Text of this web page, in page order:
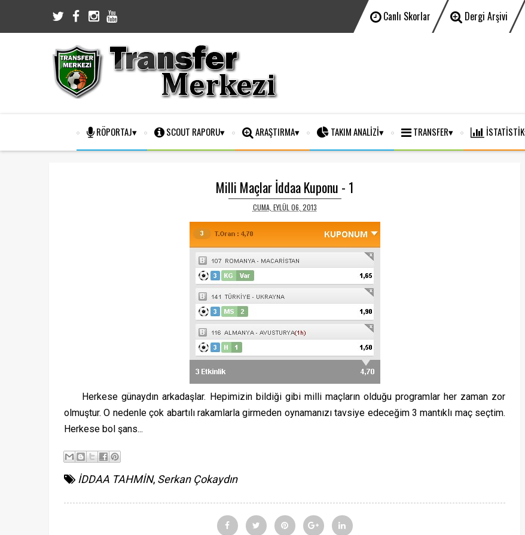
Canlı Skorlar Dergi Arşivi
RÖPORTAJ SCOUT RAPORU ARAŞTIRMA TAKIM ANALİZİ TRANSFER İSTATİSTİK
Milli Maçlar İddaa Kuponu - 1
CUMA, EYLÜL 06, 2013
Herkese günaydın arkadaşlar. Hepimizin bildiği gibi milli maçların olduğu programlar her zaman zor
olmuştur. O nedenle çok abartılı rakamlarla girmeden oynamanızı tavsiye edeceğim 3 mantıklı maç seçtim.
Herkese bol şans...
İDDAA TAHMİN, Serkan Çokaydın